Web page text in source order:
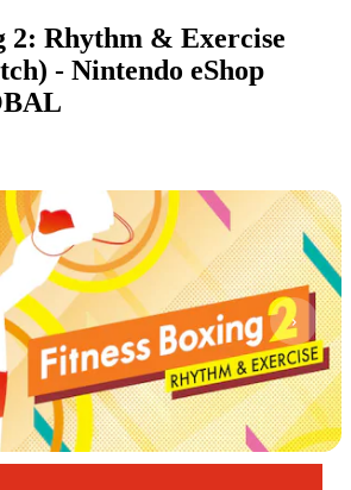
2: Rhythm & Exercise
- Nintendo eShop